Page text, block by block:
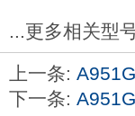
分辨率：
安装类型：
内置通迅口：
232C(1ch)
...更多相关型
上一条:
下一条: